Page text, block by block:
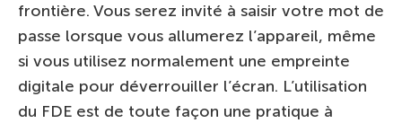
frontière. Vous serez invité à saisir votre mot de
passe lorsque vous allumerez l’appareil, même
si vous utilisez normalement une empreinte
digitale pour déverrouiller l’écran. L’utilisation
du FDE est de toute façon une pratique à